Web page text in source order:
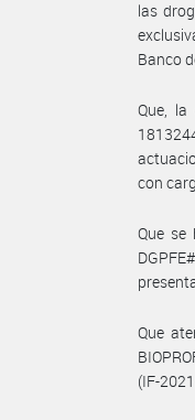
las
Banco
Que, la
con
Que se
Que
(IF-